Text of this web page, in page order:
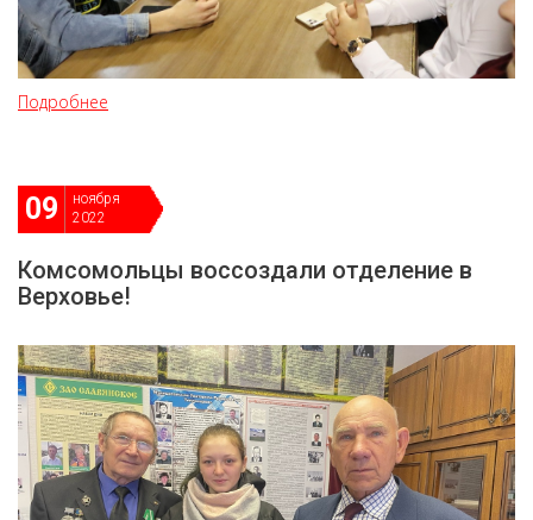
Подробнее
09
ноября
2022
Комсомольцы воссоздали отделение в
Верховье!